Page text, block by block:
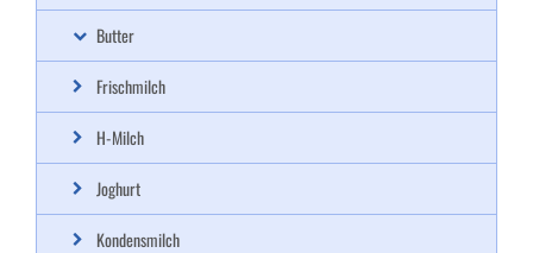
Butter
Frischmilch
H-Milch
Joghurt
Kondensmilch